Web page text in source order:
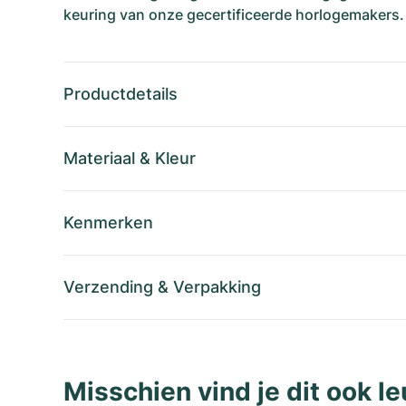
keuring van onze gecertificeerde horlogemakers.
Productdetails
Materiaal & Kleur
Kenmerken
Verzending & Verpakking
Misschien vind je dit ook